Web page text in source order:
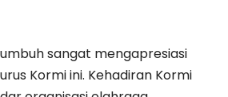
sangat mengapresiasi
Kormi ini. Kehadiran Kormi